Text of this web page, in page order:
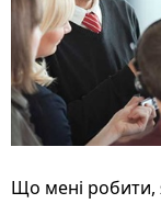
Що мені робити,